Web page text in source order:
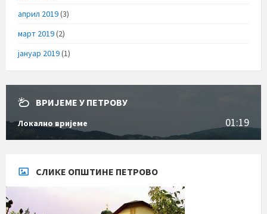
април 2019(3)
март 2019(2)
јануар 2019(1)
ВРИЈЕМЕ У ПЕТРОВУ
Локално вријеме 01:19
СЛИКЕ ОПШТИНЕ ПЕТРОВО